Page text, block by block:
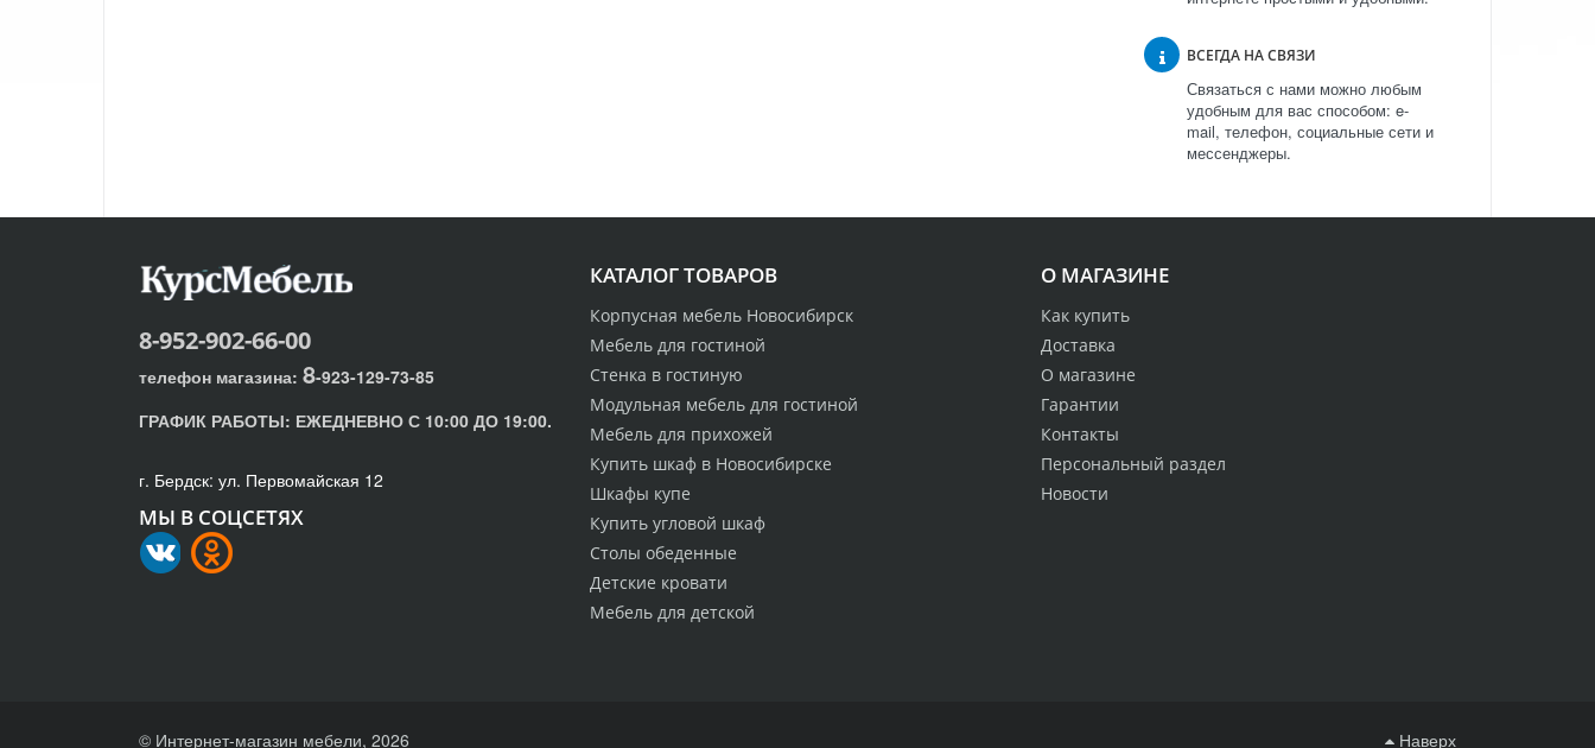
ВСЕГДА НА СВЯЗИ
Связаться с нами можно любым
удобным для вас способом: e-
mail, телефон, социальные сети и
мессенджеры.
О МАГАЗИНЕ
Как купить
Доставка
О магазине
Гарантии
Контакты
Персональный раздел
Новости
КАТАЛОГ ТОВАРОВ
Корпусная мебель Новосибирск
Мебель для гостиной
Стенка в гостиную
Модульная мебель для гостиной
Мебель для прихожей
Купить шкаф в Новосибирске
Шкафы купе
Купить угловой шкаф
Столы обеденные
Детские кровати
Мебель для детской
8-952-902-66-00
телефон магазина: 8-923-129-73-85
ГРАФИК РАБОТЫ: ЕЖЕДНЕВНО С 10:00 ДО 19:00.
г. Бердск: ул. Первомайская 12
МЫ В СОЦСЕТЯХ
© Интернет-магазин мебели, 2026 Наверх